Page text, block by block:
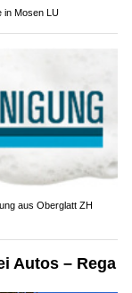
in Mosen LU
aus Oberglatt ZH
Autos – Rega